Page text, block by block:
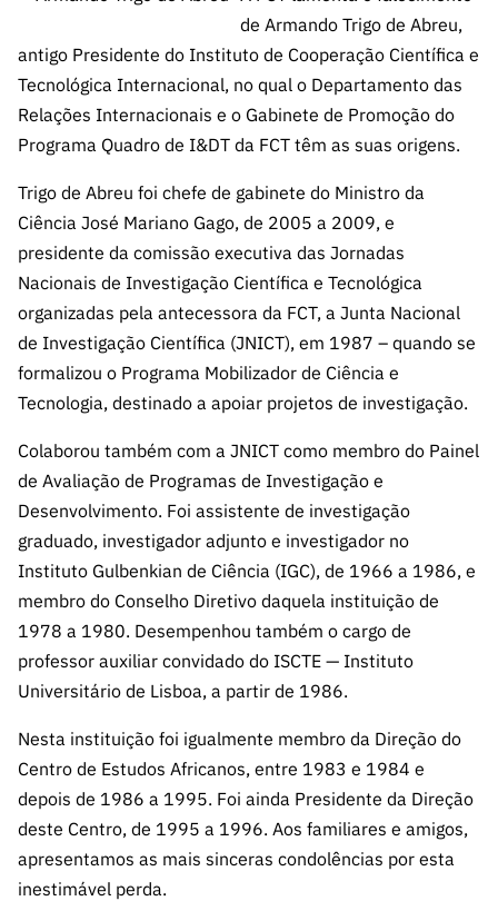
Infraestru
turas
Outros
Apoios
es I&D
Infraestru
turas
Prémios
Apoios
e Informação
Acesso a dados
estatísticos para fins
científicos – Protocolo
INE/DGEEC/FCT
Balcão da Ciência
Newsletter
Agenda
Publicações
Media e
Identidade
de Marca
Subscrever
Newsletter
Subscrever
Direct Mail
de
Concursos
FCT
90 Segundos
de Ciência
Subscrever
de
Concursos
Comunicado
s
Transparência
Estudos e Planeamento
Estratégico
Documentos de Gestão
Apoios Comunitários
Contactos
LINKS
RÁPIDOS
A FCT em
Números
Acreditaç
Certificaç
ão e
Benefícios
Fiscais
Recrutam
ento,
Aquisição
de
Parcerias
Consultas
públicas
Manifesta
ções de
Interesse
FCCN,
serviços
Canais de
Denúncia
s
Apoios
PRR –
de Armando Trigo de Abreu,
antigo Presidente do Instituto de Cooperação Científica e
Tecnológica Internacional, no qual o Departamento das
Relações Internacionais e o Gabinete de Promoção do
Programa Quadro de I&DT da FCT têm as suas origens.
Trigo de Abreu foi chefe de gabinete do Ministro da
Ciência José Mariano Gago, de 2005 a 2009, e
presidente da comissão executiva das Jornadas
Nacionais de Investigação Científica e Tecnológica
organizadas pela antecessora da FCT, a Junta Nacional
de Investigação Científica (JNICT), em 1987 – quando se
formalizou o Programa Mobilizador de Ciência e
Tecnologia, destinado a apoiar projetos de investigação.
Colaborou também com a JNICT como membro do Painel
de Avaliação de Programas de Investigação e
Desenvolvimento. Foi assistente de investigação
graduado, investigador adjunto e investigador no
Instituto Gulbenkian de Ciência (IGC), de 1966 a 1986, e
membro do Conselho Diretivo daquela instituição de
1978 a 1980. Desempenhou também o cargo de
professor auxiliar convidado do ISCTE — Instituto
Universitário de Lisboa, a partir de 1986.
Nesta instituição foi igualmente membro da Direção do
Centro de Estudos Africanos, entre 1983 e 1984 e
depois de 1986 a 1995. Foi ainda Presidente da Direção
deste Centro, de 1995 a 1996. Aos familiares e amigos,
apresentamos as mais sinceras condolências por esta
inestimável perda.